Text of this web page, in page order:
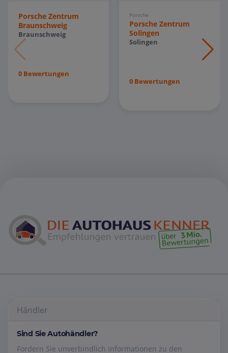
Porsche Zentrum
Braunschweig
Braunschweig
0 Bewertungen
Porsche
Porsche Zentrum
Solingen
Solingen
0 Bewertungen
Händler
Sind Sie Autohändler?
Fordern Sie unverbindlich Informationen zu den